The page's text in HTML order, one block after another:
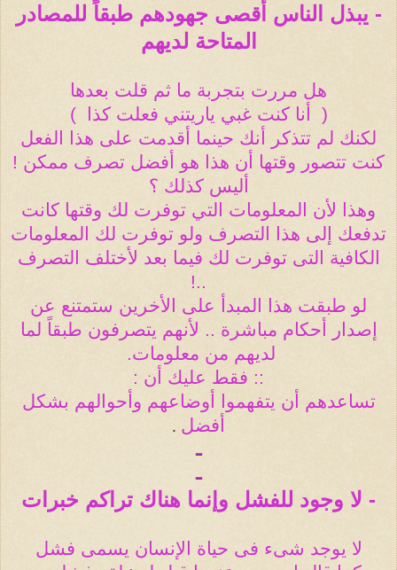
- يبذل الناس أقصى جهودهم طبقاً للمصادر
المتاحة لديهم
هل مررت بتجربة ما ثم قلت بعدها
(
أنا كنت غبي ياريتني فعلت كذا
)
لكنك لم تتذكر أنك حينما أقدمت على هذا الفعل
كنت تتصور وقتها أن هذا هو أفضل تصرف ممكن !
أليس كذلك ؟
وهذا لأن المعلومات التي توفرت لك وقتها كانت
تدفعك إلى هذا التصرف ولو توفرت لك المعلومات
الكافية التى توفرت لك فيما بعد لأختلف التصرف
..!
لو طبقت هذا المبدأ على الأخرين ستمتنع عن
إصدار أحكام مباشرة .. لأنهم يتصرفون طبقاً لما
لديهم من معلومات.
:: فقط عليك أن :
تساعدهم أن يتفهموا أوضاعهم وأحوالهم بشكل
أفضل .
ـ
ـ
- لا وجود للفشل وإنما هناك تراكم خبرات
لا يوجد شىء فى حياة الإنسان يسمى فشل